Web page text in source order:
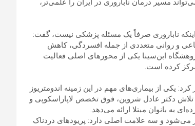
مسیر درمان ناباروری در ایران را علمی‌تر،
ناباروری صرفاً یک مسئله پزشکی نیست، گفت:
و روانی متعددی از جمله افسردگی، کاهش
ابن‌سینا یکی از محورهای اصلی فعالیت
کرده است.
یکی از بیماری‌های مهم در این زمینه اندومتریوز
تلاش دکتر عادل شروین، فوق تخصص لاپاراسکوپی و
به بانوان مبتلا ارائه می‌دهد.
بیماری خاموشی است که از حدود ۱۵ سالگی آغاز می‌شود و سه علامت اصلی دارد: پریودهای دردناک